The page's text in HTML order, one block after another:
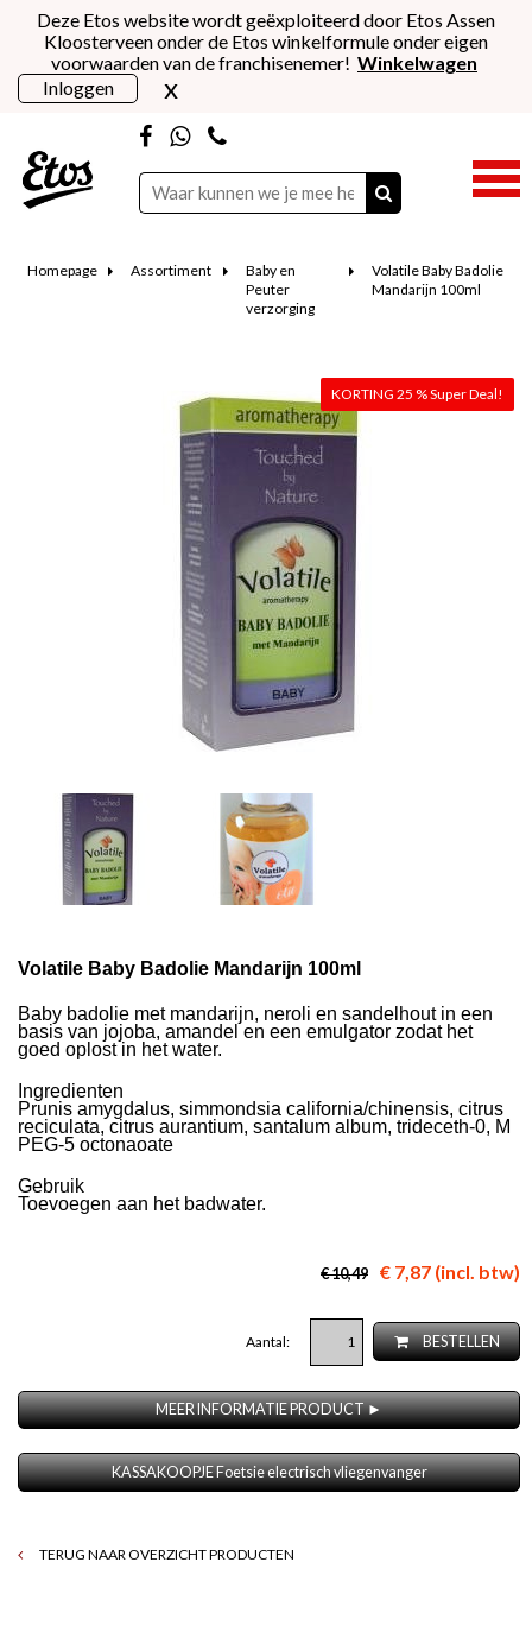
Deze Etos website wordt geëxploiteerd door Etos Assen
Kloosterveen onder de Etos winkelformule onder eigen
voorwaarden van de franchisenemer! Winkelwagen
Inloggen
x
Homepage Assortiment
Baby en
Peuter
verzorging
Volatile Baby Badolie
Mandarijn 100ml
KORTING 25 % Super Deal!
Volatile Baby Badolie Mandarijn 100ml
Baby badolie met mandarijn, neroli en sandelhout in een
basis van jojoba, amandel en een emulgator zodat het
goed oplost in het water.
Ingredienten
Prunis amygdalus, simmondsia california/chinensis, citrus
reciculata, citrus aurantium, santalum album, trideceth-0, M
PEG-5 octonaoate
Gebruik
Toevoegen aan het badwater.
€ 10,49 € 7,87 (incl. btw)
Aantal: BESTELLEN
MEER INFORMATIE PRODUCT ►
KASSAKOOPJE Foetsie electrisch vliegenvanger
TERUG NAAR OVERZICHT PRODUCTEN